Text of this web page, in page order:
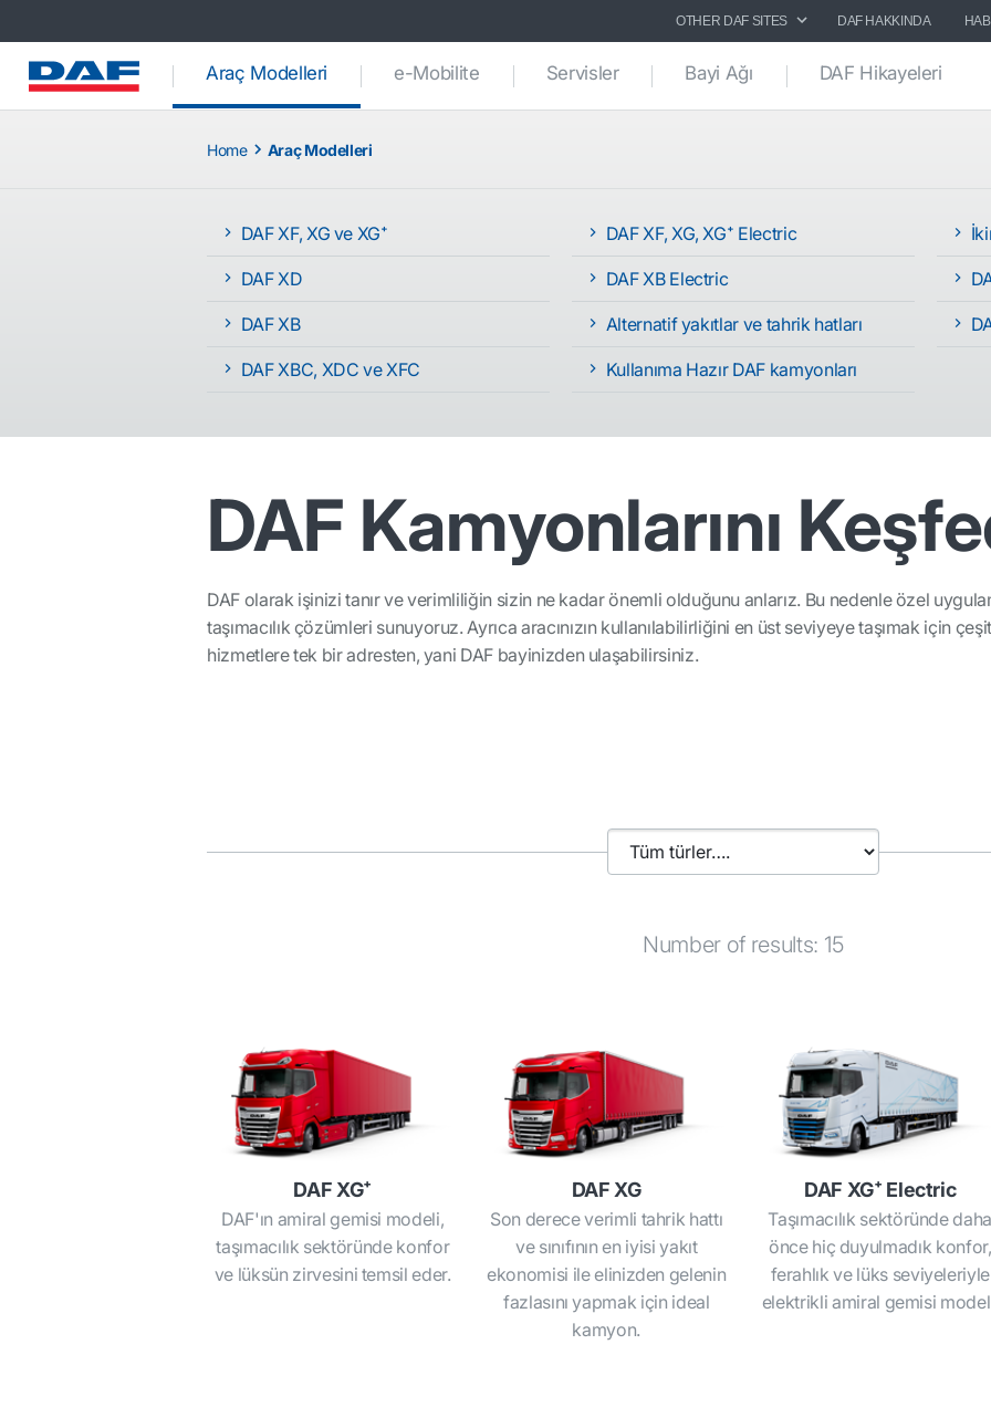
OTHER DAF SITES DAF HAKKINDA
Araç Modelleri (current)e-Mobilite Servisler Bayi Ağı DAF Hikayeleri
Home Araç Modelleri
DAF XF, XG ve XG⁺
DAF XD
DAF XB
DAF XBC, XDC ve XFC
DAF XF, XG, XG⁺ Electric
DAF XB Electric
Alternatif yakıtlar ve tahrik hatları
Kullanıma Hazır DAF kamyonları
DAF Kamyonlarını
DAF olarak işinizi tanır ve verimliliğin sizin ne kadar önemli olduğunu anlarız. Bu nedenle özel
taşımacılık çözümleri sunuyoruz. Ayrıca aracınızın kullanılabilirliğini en üst seviyeye taşımak için
hizmetlere tek bir adresten, yani DAF bayinizden ulaşabilirsiniz.
Number of results: 15
DAF XG⁺
DAF'ın amiral gemisi modeli,
taşımacılık sektöründe konfor
ve lüksün zirvesini temsil eder.
DAF XG
Son derece verimli tahrik hattı
ve sınıfının en iyisi yakıt
ekonomisi ile elinizden gelenin
fazlasını yapmak için ideal
kamyon.
DAF XG⁺ Electric
Taşımacılık sektöründe
önce hiç duyulmadık konfor,
ferahlık ve lüks seviyeleriyle
elektrikli amiral gemisi